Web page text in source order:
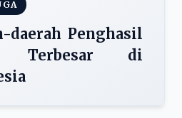
daerah Penghasil
Terbesar di